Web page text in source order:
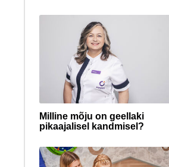
Milline mõju on geellaki
pikaajalisel kandmisel?